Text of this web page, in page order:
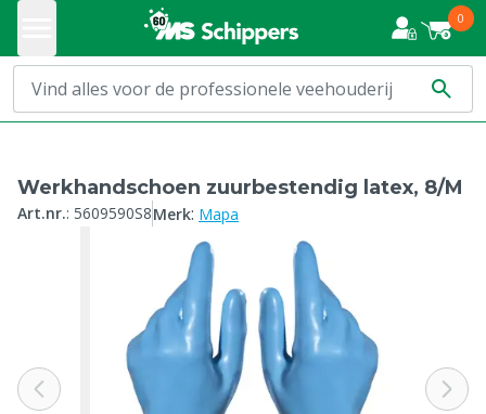
0
Werkhandschoen zuurbestendig latex, 8/M
Art.nr.: 5609590S8Merk: Mapa